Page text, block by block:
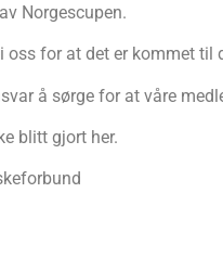
Norgescupen.
oss for at det er kommet
å sørge for at våre
blitt gjort her.